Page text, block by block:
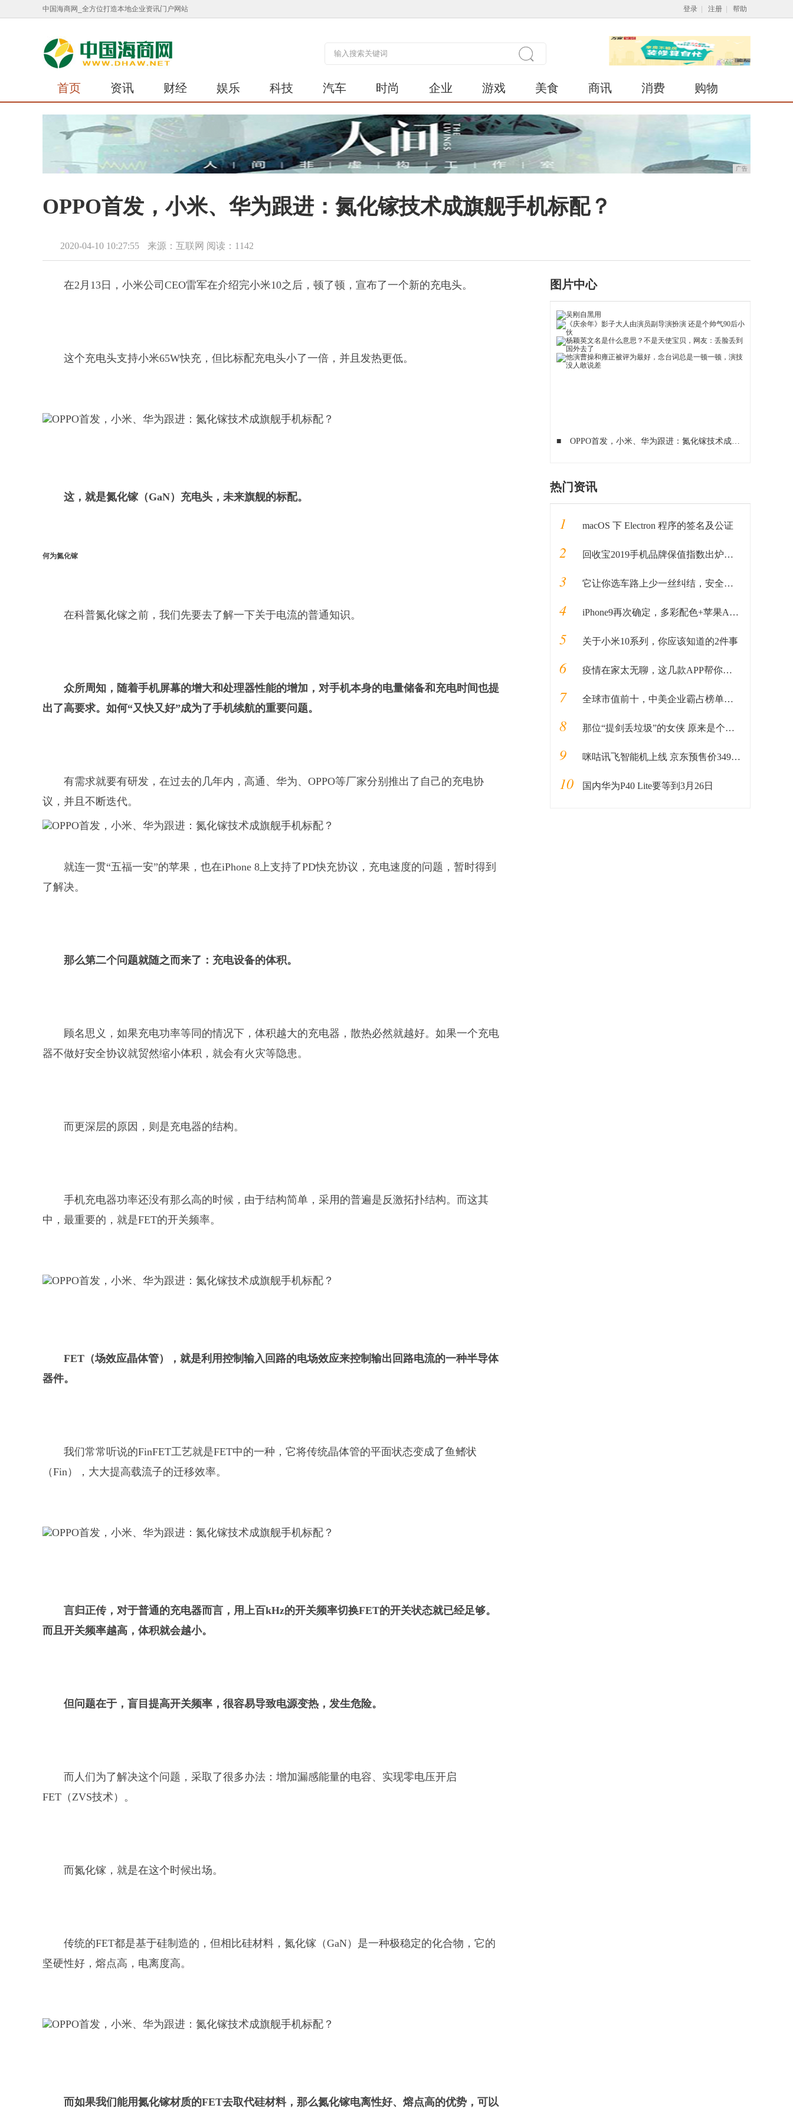
中国海商网_全方位打造本地企业资讯门户网站 登录 注册 帮助
首页 资讯 财经 娱乐 科技 汽车 时尚 企业 游戏 美食 商讯 消费 购物
广告
OPPO首发，小米、华为跟进：氮化镓技术成旗舰手机标配？
2020-04-10 10:27:55 来源：互联网 阅读：1142
在2月13日，小米公司CEO雷军在介绍完小米10之后，顿了顿，宣布了一个新的充电头。
这个充电头支持小米65W快充，但比标配充电头小了一倍，并且发热更低。
这，就是氮化镓（GaN）充电头，未来旗舰的标配。
何为氮化镓
在科普氮化镓之前，我们先要去了解一下关于电流的普通知识。
众所周知，随着手机屏幕的增大和处理器性能的增加，对手机本身的电量储备和充电时间也提
出了高要求。如何“又快又好”成为了手机续航的重要问题。
有需求就要有研发，在过去的几年内，高通、华为、OPPO等厂家分别推出了自己的充电协
议，并且不断迭代。
就连一贯“五福一安”的苹果，也在iPhone 8上支持了PD快充协议，充电速度的问题，暂时得到
了解决。
那么第二个问题就随之而来了：充电设备的体积。
顾名思义，如果充电功率等同的情况下，体积越大的充电器，散热必然就越好。如果一个充电
器不做好安全协议就贸然缩小体积，就会有火灾等隐患。
而更深层的原因，则是充电器的结构。
手机充电器功率还没有那么高的时候，由于结构简单，采用的普遍是反激拓扑结构。而这其
中，最重要的，就是FET的开关频率。
FET（场效应晶体管），就是利用控制输入回路的电场效应来控制输出回路电流的一种半导体
器件。
我们常常听说的FinFET工艺就是FET中的一种，它将传统晶体管的平面状态变成了鱼鳍状
（Fin），大大提高载流子的迁移效率。
言归正传，对于普通的充电器而言，用上百kHz的开关频率切换FET的开关状态就已经足够。
而且开关频率越高，体积就会越小。
但问题在于，盲目提高开关频率，很容易导致电源变热，发生危险。
而人们为了解决这个问题，采取了很多办法：增加漏感能量的电容、实现零电压开启
FET（ZVS技术）。
而氮化镓，就是在这个时候出场。
传统的FET都是基于硅制造的，但相比硅材料，氮化镓（GaN）是一种极稳定的化合物，它的
坚硬性好，熔点高，电离度高。
而如果我们能用氮化镓材质的FET去取代硅材料，那么氮化镓电离性好、熔点高的优势，可以
图片中心
■ OPPO首发，小米、华为跟进：氮化镓技术成旗舰手机标配？
热门资讯
1 macOS 下 Electron 程序的签名及公证
2 回收宝2019手机品牌保值指数出炉，四款国产品牌保值率超华为
3 它让你选车路上少一丝纠结，安全之下更有强劲性能。
4 iPhone9再次确定，多彩配色+苹果A13，售价更感人
5 关于小米10系列，你应该知道的2件事
6 疫情在家太无聊，这几款APP帮你度过无聊期
7 全球市值前十，中美企业霸占榜单，如何在未来十年里长盛不衰
8 那位“提剑丢垃圾”的女侠 原来是个来自四川雅安的大四女生
9 咪咕讯飞智能机上线 京东预售价3499 延保更有保障!
10 国内华为P40 Lite要等到3月26日